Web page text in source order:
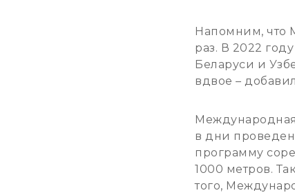
Напомним, что
раз. В 2022
Беларуси и
вдвое –
в дни
программу
1000 метров.
того,